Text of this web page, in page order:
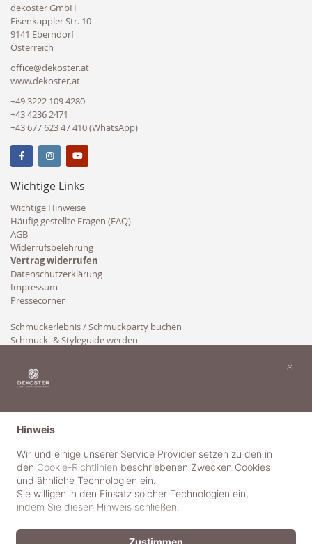
dekoster GmbH
Eisenkappler Str. 10
9141 Eberndorf
Österreich
office@dekoster.at
www.dekoster.at
+49 3222 109 4280
+43 4236 2471
+43 677 623 47 410 (WhatsApp)
Wichtige Links
Wichtige Hinweise
Häufig gestellte Fragen (FAQ)
AGB
Widerrufsbelehrung
Vertrag widerrufen
Datenschutzerklärung
Impressum
Pressecorner
Schmuckerlebnis / Schmuckparty buchen
Schmuck- & Styleguide werden
Hinweis
Wir und einige unserer Service Provider setzen zu den in
den Cookie-Richtlinien beschriebenen Zwecken Cookies
und ähnliche Technologien ein.
Sie willigen in den Einsatz solcher Technologien ein,
indem Sie diesen Hinweis schließen.
Zustimmen
×